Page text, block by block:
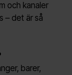
och kanaler
– det är så
barer,